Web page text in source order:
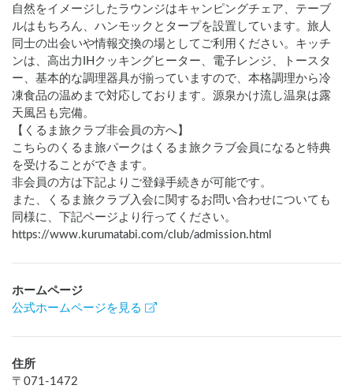
自然をイメージしたラウンジはキャンピングチェア、テーブ
ルはもちろん、ハンモックとタープを設置しています。旅人
同士の出会いや情報交換の場としてご利用ください。キッチ
ンは、高出力IHクッキングヒーター、電子レンジ、トースタ
ー、基本的な調理器具が揃っていますので、本格調理から冷
凍食品の温めまで対応しております。源泉かけ流し温泉は露
天風呂も完備。
【くるま旅クラブ非会員の方へ】
こちらのくるま旅パークはくるま旅クラブ会員になると特典
を受けることができます。
非会員の方は下記よりご登録手続きが可能です。
また、くるま旅クラブ入会に関するお問い合わせについても
同様に、下記ページより行ってください。
https://www.kurumatabi.com/club/admission.html
ホームページ
公式ホームページを見る
住所
〒 071-1472